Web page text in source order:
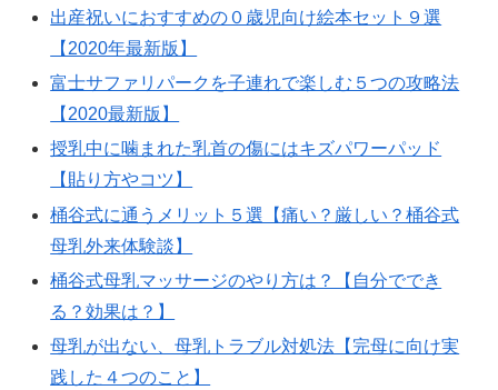
出産祝いにおすすめの０歳児向け絵本セット９選
【2020年最新版】
富士サファリパークを子連れで楽しむ５つの攻略法
【2020最新版】
授乳中に噛まれた乳首の傷にはキズパワーパッド
【貼り方やコツ】
桶谷式に通うメリット５選【痛い？厳しい？桶谷式
母乳外来体験談】
桶谷式母乳マッサージのやり方は？【自分ででき
る？効果は？】
母乳が出ない、母乳トラブル対処法【完母に向け実
践した４つのこと】